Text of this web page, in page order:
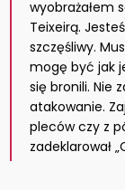
wyobrażałem
Teixeirą.
szczęśliwy.
mogę być jak
się bronili. Nie
atakowanie.
pleców czy z
zadeklarował